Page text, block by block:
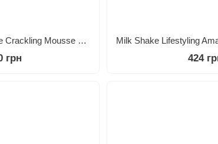
milk_shake Sun & More Crackling Mousse 150 мл
грн 424